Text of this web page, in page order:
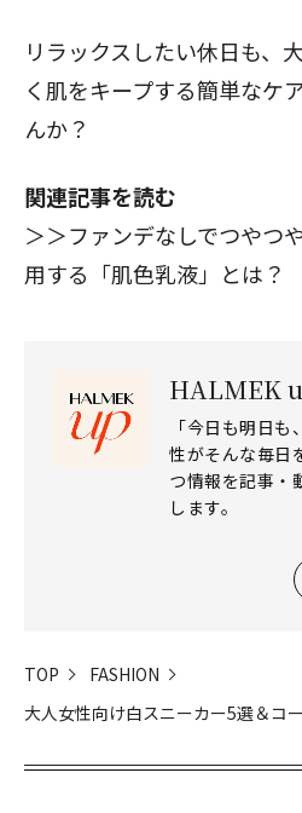
リラックスしたい休日も、
く肌をキープする簡単なケ
んか？
関連記事を読む
＞＞ファンデなしでつやつ
用する「肌色乳液」とは？
HALMEK
「今日も明日
性がそんな毎日
つ情報を記事・
します。
TOP
FASHION
大人女性向け白スニーカー5選＆コ